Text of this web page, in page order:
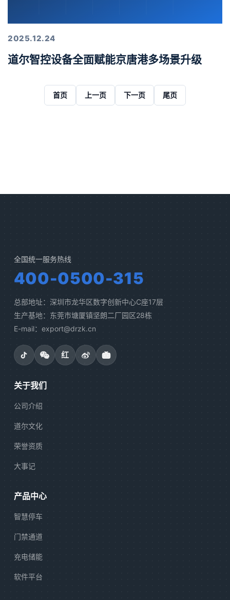
2025.12.24
道尔智控设备全面赋能京唐港多场景升级
首页 上一页 下一页 尾页
全国统一服务热线
400-0500-315
总部地址：深圳市龙华区数字创新中心C座17层
生产基地：东莞市塘厦镇坚朗二厂园区28栋
E-mail：export@drzk.cn
红
关于我们
公司介绍
道尔文化
荣誉资质
大事记
产品中心
智慧停车
门禁通道
充电储能
软件平台